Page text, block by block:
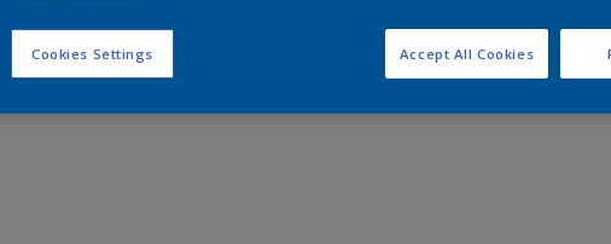
Cookies Settings Accept All Cookies